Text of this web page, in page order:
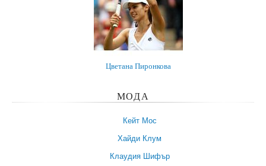
Цветана Пиронкова
МОДА
Кейт Мос
Хайди Клум
Клаудия Шифър